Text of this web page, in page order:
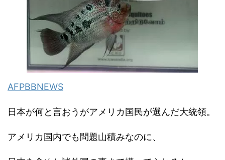
AFPBBNEWS
日本が何と言おうがアメリカ国民が選んだ大統領。
アメリカ国内でも問題山積みなのに、